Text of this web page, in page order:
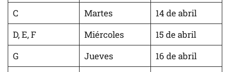
C
Martes
14 de abril
D, E, F
Miércoles
15 de abril
G
Jueves
16 de abril